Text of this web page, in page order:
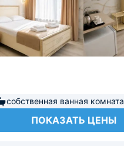
собственная ванная комната
ПОКАЗАТЬ ЦЕНЫ